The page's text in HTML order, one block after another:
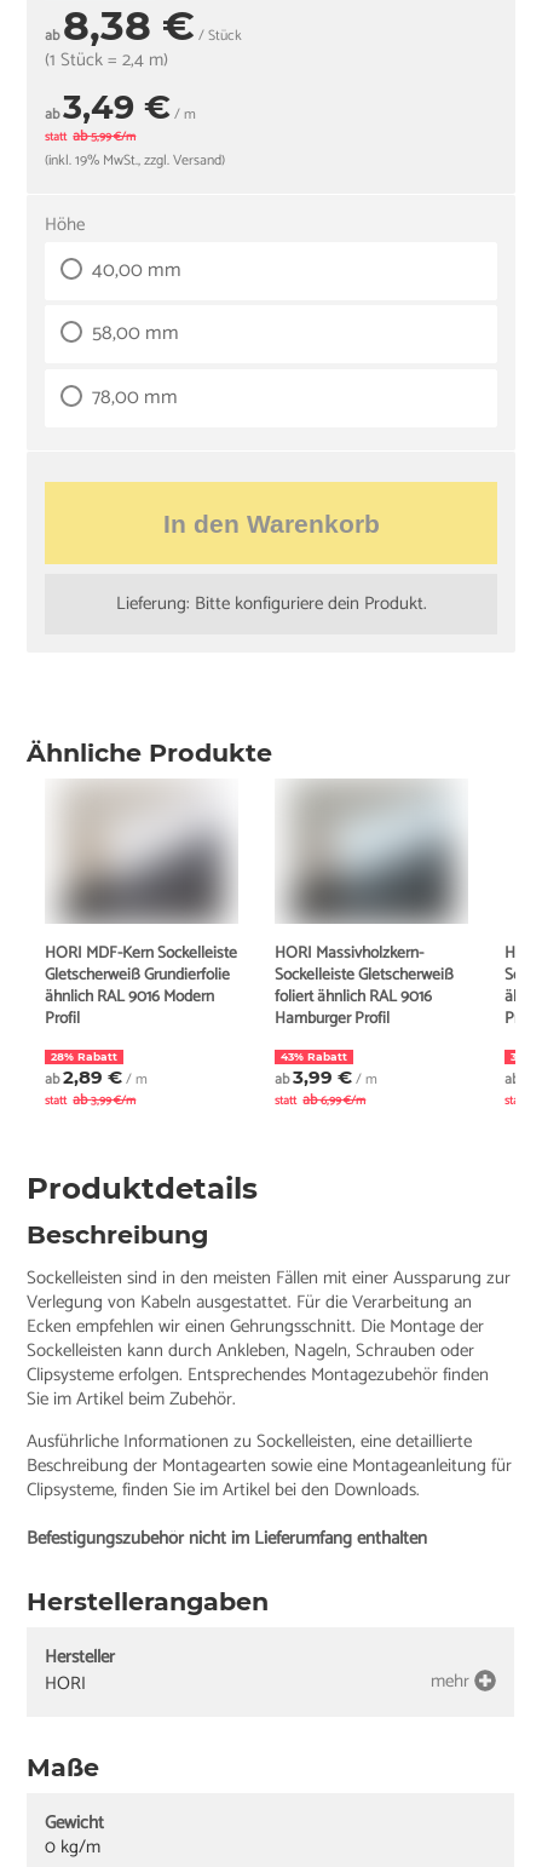
ab8,38 € / Stück
(1 Stück = 2,4 m)
ab3,49 €/ m
statt ab5,99 €/m
(inkl. 19% MwSt., zzgl. Versand)
Höhe
40,00 mm
58,00 mm
78,00 mm
In den Warenkorb
Lieferung: Bitte konfiguriere dein Produkt.
Ähnliche Produkte
HORI MDF-Kern Sockelleiste
Gletscherweiß Grundierfolie
ähnlich RAL 9016 Modern
Profil
28% Rabatt
ab2,89 €/ m
statt ab3,99 €/m
HORI Massivholzkern-
Sockelleiste Gletscherweiß
foliert ähnlich RAL 9016
Hamburger Profil
43% Rabatt
ab3,99 €/ m
statt ab6,99 €/m
Profil
30%
ab
statt
Produktdetails
Beschreibung
Sockelleisten sind in den meisten Fällen mit einer Aussparung zur
Verlegung von Kabeln ausgestattet. Für die Verarbeitung an
Ecken empfehlen wir einen Gehrungsschnitt. Die Montage der
Sockelleisten kann durch Ankleben, Nageln, Schrauben oder
Clipsysteme erfolgen. Entsprechendes Montagezubehör finden
Sie im Artikel beim Zubehör.
Ausführliche Informationen zu Sockelleisten, eine detaillierte
Beschreibung der Montagearten sowie eine Montageanleitung für
Clipsysteme, finden Sie im Artikel bei den Downloads.
Befestigungszubehör nicht im Lieferumfang enthalten
Herstellerangaben
Hersteller
HORI
mehr
Maße
Gewicht
0 kg/m